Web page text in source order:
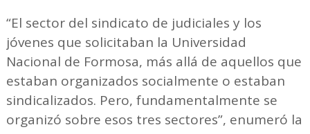
“El sector del sindicato de judiciales y los
jóvenes que solicitaban la Universidad
Nacional de Formosa, más allá de aquellos que
estaban organizados socialmente o estaban
sindicalizados. Pero, fundamentalmente se
organizó sobre esos tres sectores”, enumeró la